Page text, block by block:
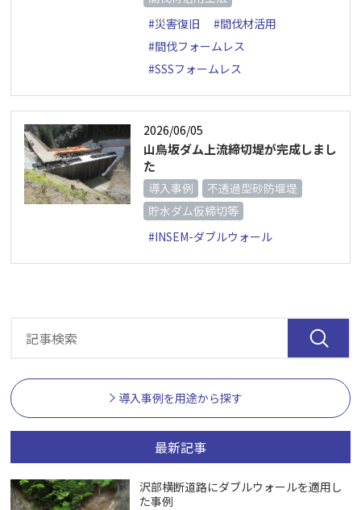
#災害復旧
#間伐材活用
#間伐フォームレス
#SSSフォームレス
2026/06/05
山鳥坂ダム上流締切堤が完成しまし
た
導入事例
不透過型砂防堰堤
貯水ダム仮締切等
#INSEM-ダブルウォール
導入事例を用途から探す
最新記事
沢部横断道路にダブルウォールを適用し
た事例